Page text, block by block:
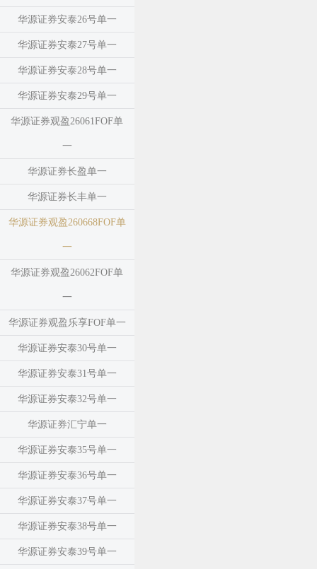
华源证券安泰26号单一
华源证券安泰27号单一
华源证券安泰28号单一
华源证券安泰29号单一
华源证券观盈26061FOF单
一
华源证券长盈单一
华源证券长丰单一
华源证券观盈260668FOF单
一
华源证券观盈26062FOF单
一
华源证券观盈乐享FOF单一
华源证券安泰30号单一
华源证券安泰31号单一
华源证券安泰32号单一
华源证券汇宁单一
华源证券安泰35号单一
华源证券安泰36号单一
华源证券安泰37号单一
华源证券安泰38号单一
华源证券安泰39号单一